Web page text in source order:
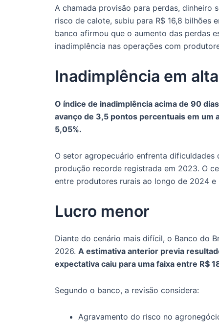
A chamada provisão para perdas, dinheiro
risco de calote, subiu para R$ 16,8 bilhões
banco afirmou que o aumento das perdas
inadimplência nas operações com
Inadimplência em alta
O índice de inadimplência acima de 90
avanço de 3,5 pontos percentuais em um
5,05%.
O setor agropecuário enfrenta
produção recorde registrada em 2023. O
entre produtores rurais ao longo de 2024 e
Lucro menor
Diante do cenário mais difícil, o Banco do
2026. A estimativa anterior previa
expectativa caiu para uma faixa entre R$
Segundo o banco, a revisão considera:
Agravamento do risco no